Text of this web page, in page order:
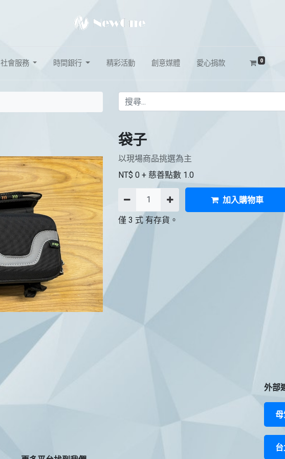
社會服務 時間銀行 精彩活動 創意媒體 愛心捐款 0
袋子
以現場商品挑選為主
NT$ 0 + 慈善點數 1.0
加入購物車
僅 3 式 有存貨。
外部